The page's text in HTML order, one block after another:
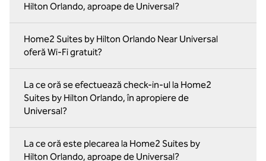
Hilton Orlando, aproape de Universal?
Home2 Suites by Hilton Orlando Near Universal
oferă Wi-Fi gratuit?
La ce oră se efectuează check-in-ul la Home2
Suites by Hilton Orlando, în apropiere de
Universal?
La ce oră este plecarea la Home2 Suites by
Hilton Orlando, aproape de Universal?